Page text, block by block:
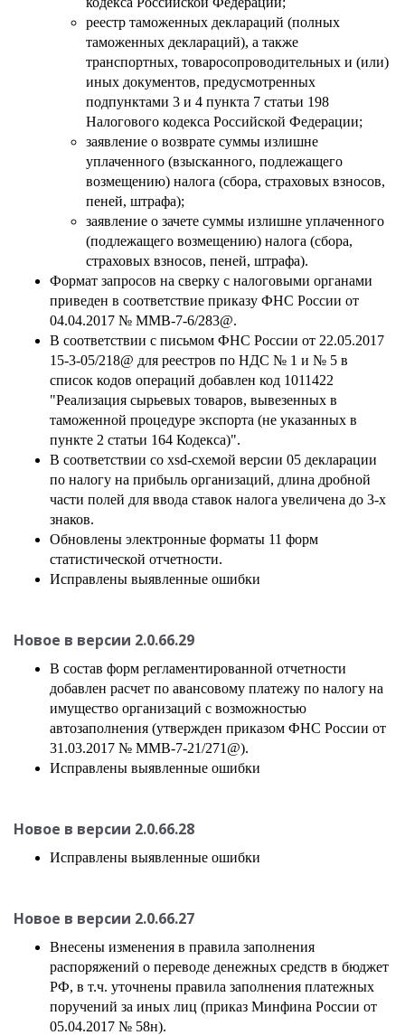
реестр таможенных деклараций (полных
таможенных деклараций), а также
транспортных, товаросопроводительных и (или)
иных документов, предусмотренных
подпунктами 3 и 4 пункта 7 статьи 198
Налогового кодекса Российской Федерации;
заявление о возврате суммы излишне
уплаченного (взысканного, подлежащего
возмещению) налога (сбора, страховых взносов,
пеней, штрафа);
заявление о зачете суммы излишне уплаченного
(подлежащего возмещению) налога (сбора,
страховых взносов, пеней, штрафа).
Формат запросов на сверку с налоговыми органами
приведен в соответствие приказу ФНС России от
04.04.2017 № ММВ-7-6/283@.
В соответствии с письмом ФНС России от 22.05.2017
15-3-05/218@ для реестров по НДС № 1 и № 5 в
список кодов операций добавлен код 1011422
"Реализация сырьевых товаров, вывезенных в
таможенной процедуре экспорта (не указанных в
пункте 2 статьи 164 Кодекса)".
В соответствии со xsd-схемой версии 05 декларации
по налогу на прибыль организаций, длина дробной
части полей для ввода ставок налога увеличена до 3-х
знаков.
Обновлены электронные форматы 11 форм
статистической отчетности.
Исправлены выявленные ошибки
Новое в версии 2.0.66.29
В состав форм регламентированной отчетности
добавлен расчет по авансовому платежу по налогу на
имущество организаций с возможностью
автозаполнения (утвержден приказом ФНС России от
31.03.2017 № ММВ-7-21/271@).
Исправлены выявленные ошибки
Новое в версии 2.0.66.28
Исправлены выявленные ошибки
Новое в версии 2.0.66.27
Внесены изменения в правила заполнения
распоряжений о переводе денежных средств в бюджет
РФ, в т.ч. уточнены правила заполнения платежных
поручений за иных лиц (приказ Минфина России от
05.04.2017 № 58н).